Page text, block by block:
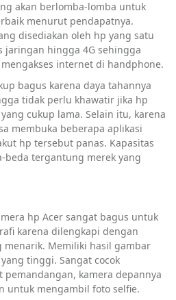
akan berlomba-lomba untuk
menurut pendapatnya.
disediakan oleh hp yang satu
jaringan hingga 4G sehingga
internet di handphone.
bagus karena daya tahannya
tidak perlu khawatir jika hp
cukup lama. Selain itu, karena
membuka beberapa aplikasi
hp tersebut panas. Kapasitas
beda tergantung merek yang
hp Acer sangat bagus untuk
karena dilengkapi dengan
menarik. Memiliki hasil gambar
tinggi. Sangat cocok
kamera depannya
untuk mengambil foto selfie.